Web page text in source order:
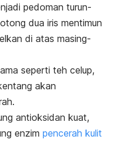
pedoman turun-
dua iris mentimun
di atas masing-
seperti teh celup,
akan
antioksidan kuat,
enzim pencerah kulit